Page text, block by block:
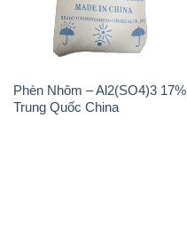
Phèn Nhôm – Al2(SO4)3 17%
Trung Quốc China